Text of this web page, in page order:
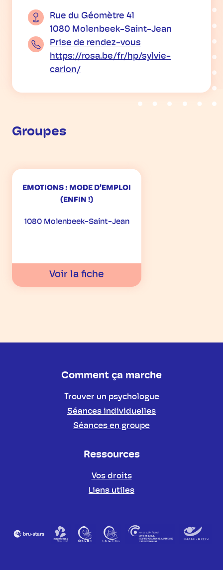
Rue du Géomètre 41
1080 Molenbeek-Saint-Jean
Prise de rendez-vous
https://rosa.be/fr/hp/sylvie-
carion/
Groupes
EMOTIONS : MODE D’EMPLOI
(ENFIN !)
1080 Molenbeek-Saint-Jean
Voir la fiche
Comment ça marche
Trouver un psychologue
Séances individuelles
Séances en groupe
Ressources
Vos droits
Liens utiles
Partenaires